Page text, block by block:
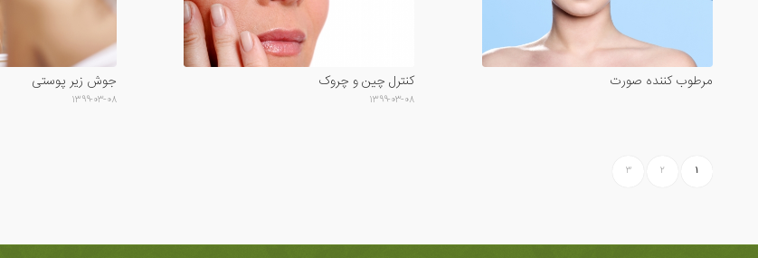
مرطوب کننده صورت کنترل چین و چروک
۱۳۹۹-۰۳-۰۸
جوش زیر پوستی
۱۳۹۹-۰۳-۰۸
۱ ۲ ۳